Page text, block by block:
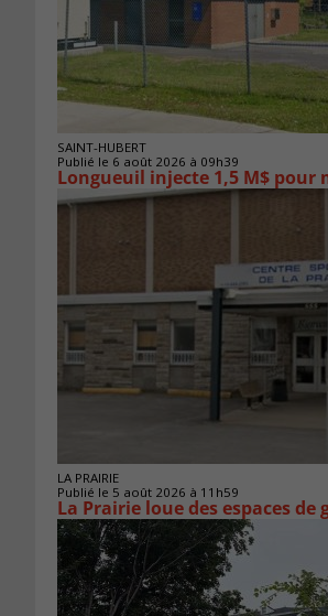
SAINT-HUBERT
Publié le 6 août 2026 à 09h39
Longueuil injecte 1,5 M$ pour
LA PRAIRIE
Publié le 5 août 2026 à 11h59
La Prairie loue des espaces de